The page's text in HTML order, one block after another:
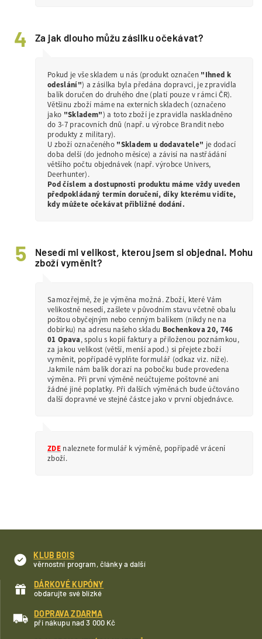
Za jak dlouho můžu zásilku očekávat?
Pokud je vše skladem u nás (produkt označen "Ihned k
odeslání") a zásilka byla předána dopravci, je zpravidla
balík doručen do druhého dne (platí pouze v rámci ČR).
Většinu zboží máme na externích skladech (označeno
jako "Skladem") a toto zboží je zpravidla naskladněno
do 3-7 pracovních dnů (např. u výrobce Brandit nebo
produkty z military).
U zboží označeného "Skladem u dodavatele" je dodací
doba delší (do jednoho měsíce) a závisí na nastřádání
většího počtu objednávek (např. výrobce Univers,
Deerhunter).
Pod číslem a dostupnosti produktu máme vždy uveden
předpokládaný termín doručení, díky kterému vidíte,
kdy můžete očekávat přibližné dodání.
Nesedí mi velikost, kterou jsem si objednal. Mohu
zboží vyměnit?
Samozřejmě, že je výměna možná. Zboží, které Vám
velikostně nesedí, zašlete v původním stavu včetně obalu
poštou obyčejným nebo cenným balíkem (nikdy ne na
dobírku) na adresu našeho skladu Bochenkova 20, 746
01 Opava, spolu s kopií faktury a přiloženou poznámkou,
za jakou velikost (větší, menší apod.) si přejete zboží
vyměnit, popřípadě vyplňte formulář (odkaz viz. níže).
Jakmile nám balík dorazí na pobočku bude provedena
výměna. Při první výměně neúčtujeme poštovné ani
žádné jiné poplatky. Při dalších výměnách bude účtováno
další dopravné ve stejné částce jako v první objednávce.
ZDE naleznete formulář k výměně, popřípadě vrácení
zboží.
KLUB BOIS
věrnostní program, články a další
DÁRKOVÉ KUPÓNY
obdarujte své blízké
DOPRAVA ZDARMA
při nákupu nad 3 000 Kč